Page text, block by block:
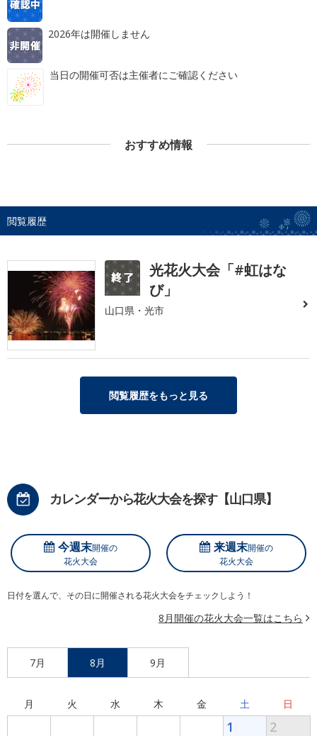
2026年は開催しません
当日の開催可否は主催者にご確認ください
おすすめ情報
閲覧履歴
光花火大会「#虹はな
び」
山口県・光市
閲覧履歴をもっと見る
カレンダーから花火大会を探す【山口県】
今週末開催の
花火大会
来週末開催の
花火大会
日付を選んで、その日に開催される花火大会をチェックしよう！
8月開催の花火大会一覧はこちら
7月 8月 9月
月 火 水 木 金 土 日
1 2